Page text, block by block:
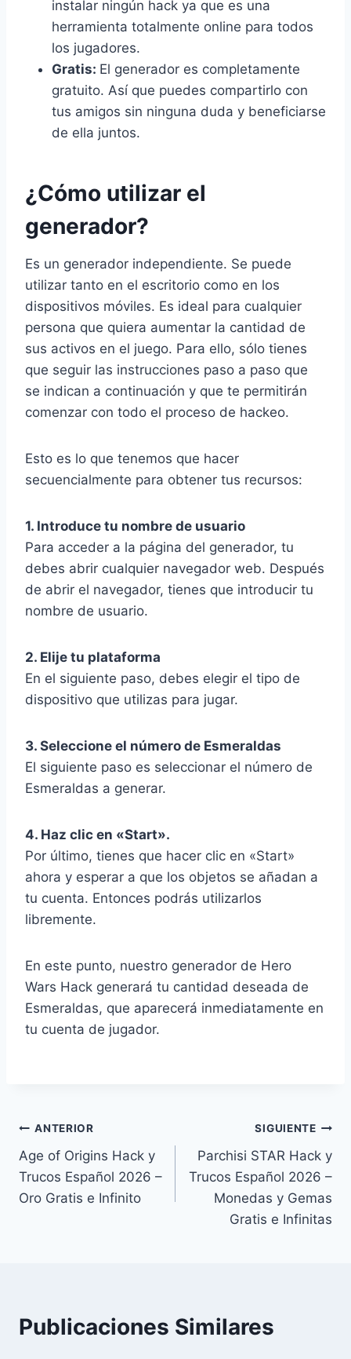
instalar ningún hack ya que es una
herramienta totalmente online para todos
los jugadores.
Gratis: El generador es completamente
gratuito. Así que puedes compartirlo con
tus amigos sin ninguna duda y beneficiarse
de ella juntos.
¿Cómo utilizar el
generador?
Es un generador independiente. Se puede
utilizar tanto en el escritorio como en los
dispositivos móviles. Es ideal para cualquier
persona que quiera aumentar la cantidad de
sus activos en el juego. Para ello, sólo tienes
que seguir las instrucciones paso a paso que
se indican a continuación y que te permitirán
comenzar con todo el proceso de hackeo.
Esto es lo que tenemos que hacer
secuencialmente para obtener tus recursos:
1. Introduce tu nombre de usuario
Para acceder a la página del generador, tu
debes abrir cualquier navegador web. Después
de abrir el navegador, tienes que introducir tu
nombre de usuario.
2. Elije tu plataforma
En el siguiente paso, debes elegir el tipo de
dispositivo que utilizas para jugar.
3. Seleccione el número de Esmeraldas
El siguiente paso es seleccionar el número de
Esmeraldas a generar.
4. Haz clic en «Start».
Por último, tienes que hacer clic en «Start»
ahora y esperar a que los objetos se añadan a
tu cuenta. Entonces podrás utilizarlos
libremente.
En este punto, nuestro generador de Hero
Wars Hack generará tu cantidad deseada de
Esmeraldas, que aparecerá inmediatamente en
tu cuenta de jugador.
Navegación
de
entradas
ANTERIOR
Age of Origins Hack y
Trucos Español 2026 –
Oro Gratis e Infinito
SIGUIENTE
Parchisi STAR Hack y
Trucos Español 2026 –
Monedas y Gemas
Gratis e Infinitas
Publicaciones Similares